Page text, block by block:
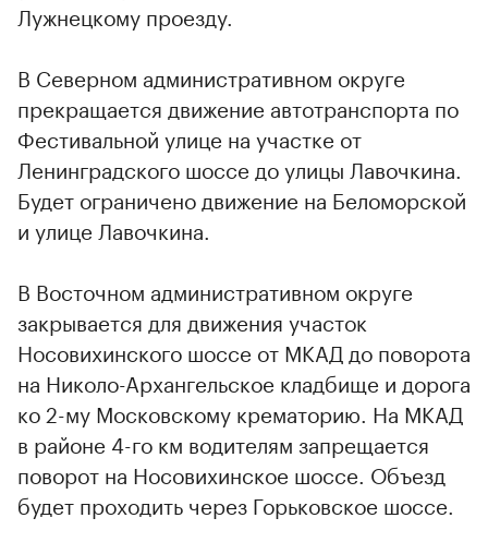
Лужнецкому проезду.
В Северном административном округе
прекращается движение автотранспорта по
Фестивальной улице на участке от
Ленинградского шоссе до улицы Лавочкина.
Будет ограничено движение на Беломорской
и улице Лавочкина.
В Восточном административном округе
закрывается для движения участок
Носовихинского шоссе от МКАД до поворота
на Николо-Архангельское кладбище и дорога
ко 2-му Московскому крематорию. На МКАД
в районе 4-го км водителям запрещается
поворот на Носовихинское шоссе. Объезд
будет проходить через Горьковское шоссе.